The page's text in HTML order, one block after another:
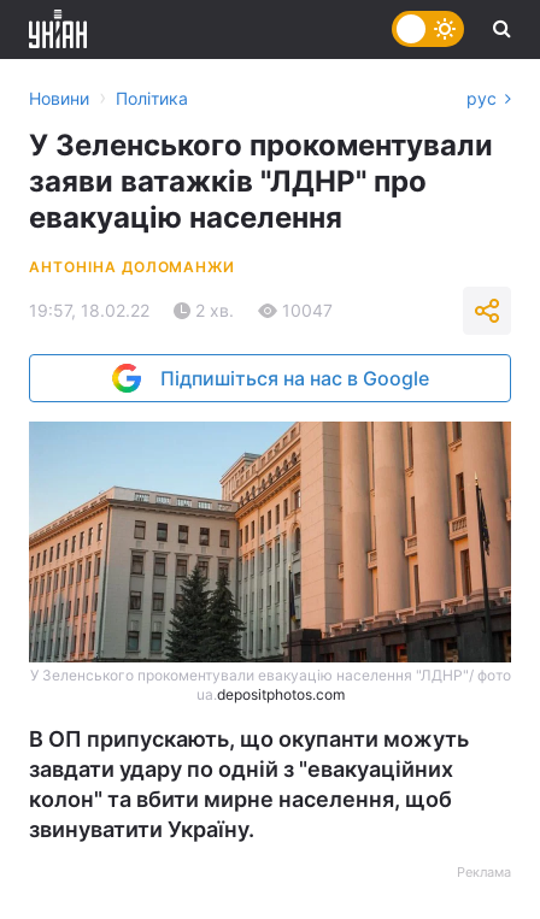
Новини › Політика рус
У Зеленського прокоментували
заяви ватажків "ЛДНР" про
евакуацію населення
АНТОНІНА ДОЛОМАНЖИ
19:57, 18.02.22 2 хв. 10047
Підпишіться на нас в Google
У Зеленського прокоментували евакуацію населення "ЛДНР"/ фото
ua.depositphotos.com
В ОП припускають, що окупанти можуть
завдати удару по одній з "евакуаційних
колон" та вбити мирне населення, щоб
звинуватити Україну.
Реклама